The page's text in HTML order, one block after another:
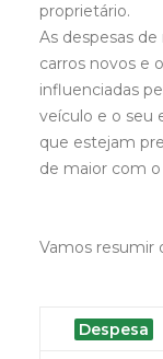
proprietário.
As despesas
carros novos e
influenciadas
veículo e o seu
que estejam
de maior com o
Vamos resumir
Despesa